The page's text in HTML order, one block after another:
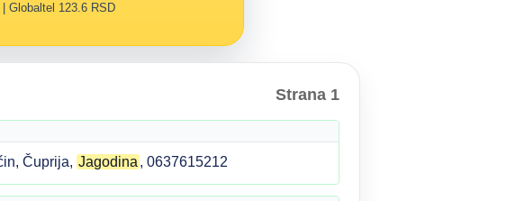
Globaltel 123.6 RSD
Strana 1
Čuprija, Jagodina , 0637615212